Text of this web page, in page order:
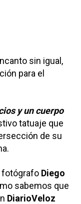
sin igual,
para el
y un cuerpo
tatuaje que
de su
fotógrafo Diego
sabemos que
DiarioVeloz